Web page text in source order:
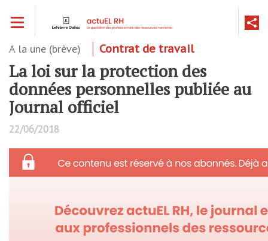
contenu
A la une (brève) Contrat de travail
La loi sur la protection des
données personnelles publiée au
Journal officiel
22/06/2018